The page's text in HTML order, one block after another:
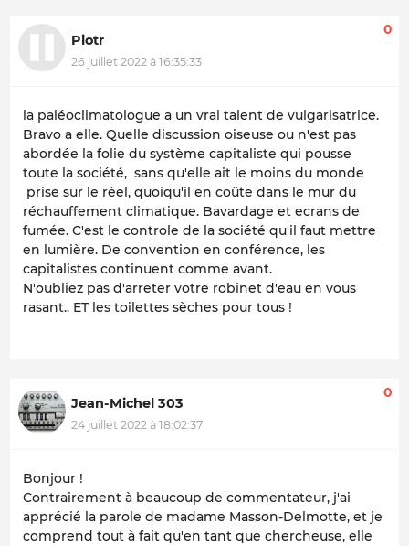
Piotr
26 juillet 2022 à 16:35:33
0
la paléoclimatologue a un vrai talent de vulgarisatrice.
Bravo a elle. Quelle discussion oiseuse ou n'est pas
abordée la folie du système capitaliste qui pousse
toute la société, sans qu'elle ait le moins du monde
prise sur le réel, quoiqu'il en coûte dans le mur du
réchauffement climatique. Bavardage et ecrans de
fumée. C'est le controle de la société qu'il faut mettre
en lumière. De convention en conférence, les
capitalistes continuent comme avant.
N'oubliez pas d'arreter votre robinet d'eau en vous
rasant.. ET les toilettes sèches pour tous !
Jean-Michel 303
24 juillet 2022 à 18:02:37
0
Bonjour !
Contrairement à beaucoup de commentateur, j'ai
apprécié la parole de madame Masson-Delmotte, et je
comprend tout à fait qu'en tant que chercheuse, elle